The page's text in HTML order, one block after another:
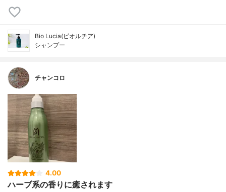
Bio Lucia(ビオルチア)
シャンプー
チャンコロ
4.00
ハーブ系の香りに癒されます